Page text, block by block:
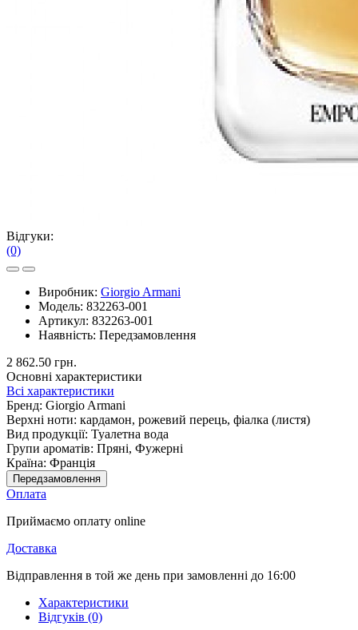
Відгуки:
(0)
Виробник: Giorgio Armani
Модель: 832263-001
Артикул: 832263-001
Наявність: Передзамовлення
2 862.50 грн.
Основні характеристики
Всі характеристики
Бренд: Giorgio Armani
Верхні ноти: кардамон, рожевий перець, фіалка (листя)
Вид продукції: Туалетна вода
Групи ароматів: Пряні, Фужерні
Країна: Франція
Передзамовлення
Оплата
Приймаємо оплату online
Доставка
Відправлення в той же день при замовленні до 16:00
Характеристики
Відгуків (0)